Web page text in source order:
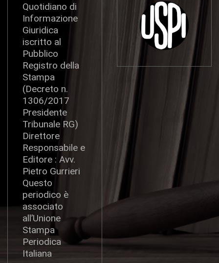
Quotidiano di
Informazione
Giuridica
iscritto al
Pubblico
Registro della
Stampa
(Decreto n.
1306/2017
Presidente
Tribunale RG)
Direttore
Responsabile e
Editore : Avv.
Pietro Gurrieri
Questo
periodico è
associato
all’Unione
Stampa
Periodica
Italiana